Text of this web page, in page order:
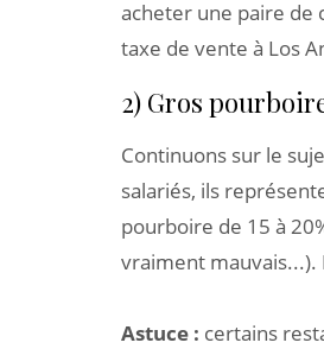
acheter une paire de
taxe de vente à Los
2) Gros
Continuons sur le
salariés, ils
pourboire de 15 à
vraiment
Astuce : certains